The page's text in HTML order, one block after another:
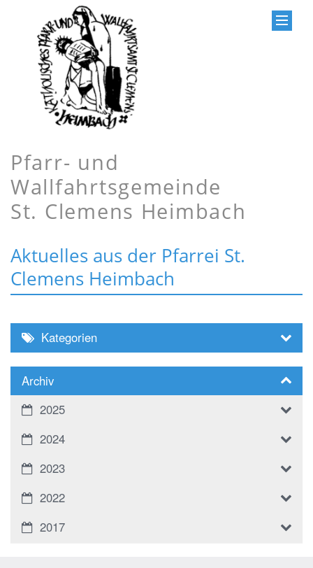
Pfarr- und
Wallfahrtsgemeinde
St. Clemens Heimbach
Aktuelles aus der Pfarrei St.
Clemens Heimbach
Kategorien
Archiv
2025
2024
2023
2022
2017